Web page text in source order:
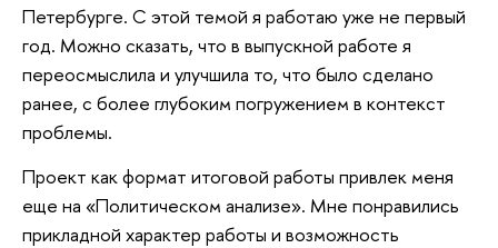
Петербурге. С этой темой я работаю уже не первый
год. Можно сказать, что в выпускной работе я
переосмыслила и улучшила то, что было сделано
ранее, с более глубоким погружением в контекст
проблемы.
Проект как формат итоговой работы привлек меня
еще на «Политическом анализе». Мне понравились
прикладной характер работы и возможность